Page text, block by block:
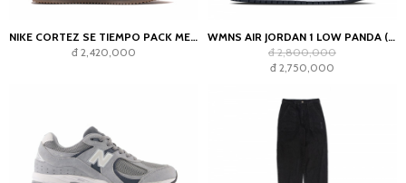
NIKE CORTEZ SE TIEMPO PACK METALLIC COOL GREY
đ 2,420,000
WMNS AIR JORDAN 1 LOW PANDA (2023)
đ 2,800,000
đ 2,750,000